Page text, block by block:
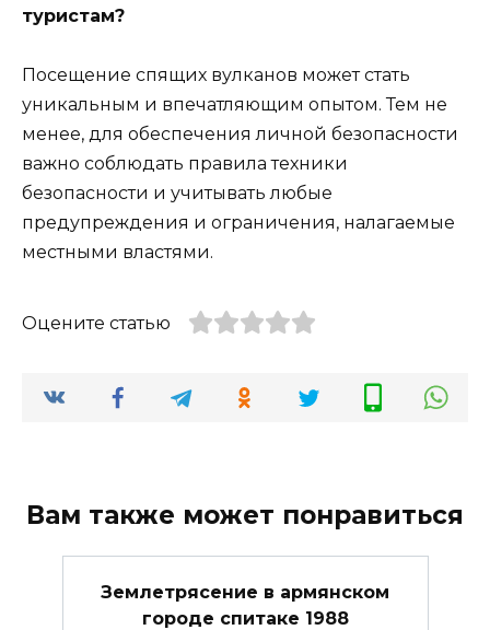
туристам?
Посещение спящих вулканов может стать
уникальным и впечатляющим опытом. Тем не
менее, для обеспечения личной безопасности
важно соблюдать правила техники
безопасности и учитывать любые
предупреждения и ограничения, налагаемые
местными властями.
Оцените статью
Вам также может понравиться
Землетрясение в армянском
городе спитаке 1988